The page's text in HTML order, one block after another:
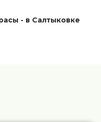
- в Салтыковке